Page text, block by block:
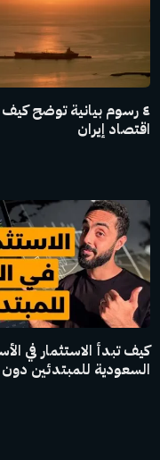
٤ رسوم بيانية توضح
اقتصاد إيران
كيف تبدأ الاستثمار في
السعودية للمبتدئين